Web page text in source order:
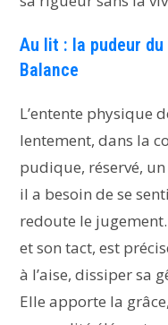
Au lit : la pudeur
Balance
L’entente physique
lentement, dans la
pudique, réservé,
il a besoin de se
redoute le
et son tact, est
à l’aise, dissiper sa
Elle apporte la